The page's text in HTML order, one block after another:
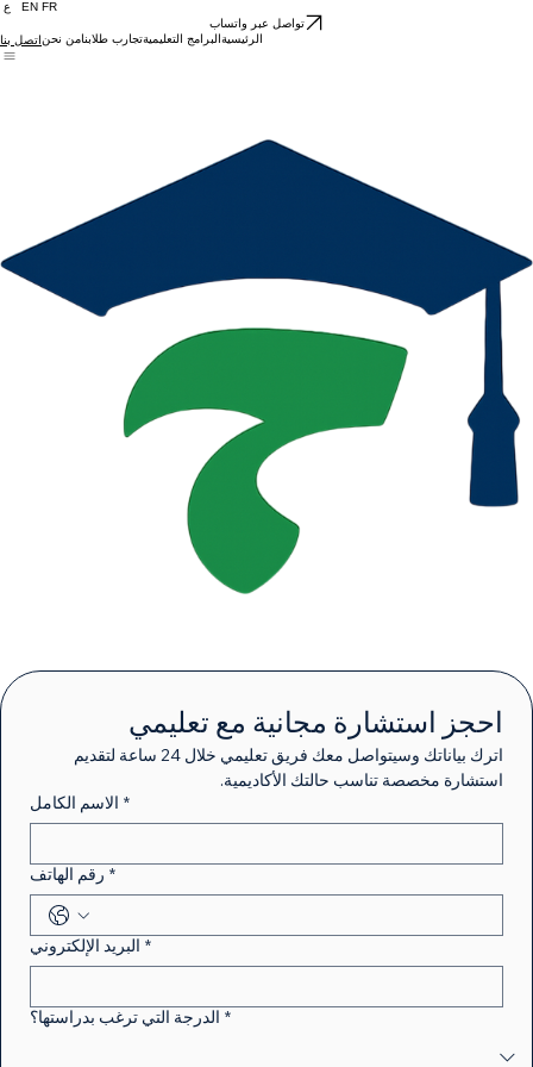
ع EN FR
تواصل عبر واتساب
اتصل بنامن نحنتجارب طلابناالبرامج التعليميةالرئيسية
احجز استشارة مجانية مع تعليمي
الاسم الكامل *
رقم الهاتف *
البريد الإلكتروني *